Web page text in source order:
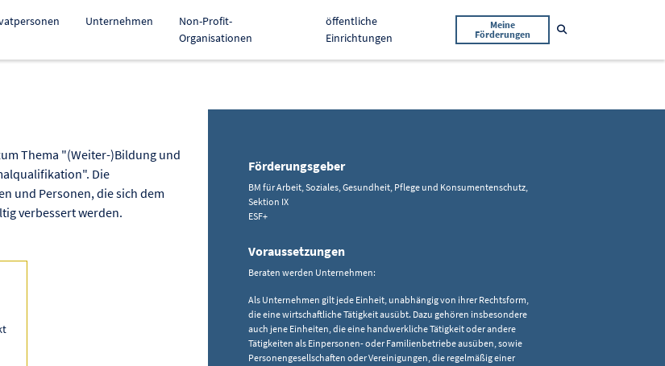
Unternehmen
Non-Profit-
Organisationen
öffentliche
Einrichtungen
Meine
Förderungen
kopieren
Thema "(Weiter-)Bildung und
Die
und Personen, die sich dem
verbessert werden.
Förderungsgeber
BM für Arbeit, Soziales, Gesundheit, Pflege und Konsumentenschutz,
Sektion IX
ESF+
Voraussetzungen
Beraten werden Unternehmen:
Als Unternehmen gilt jede Einheit, unabhängig von ihrer Rechtsform,
die eine wirtschaftliche Tätigkeit ausübt. Dazu gehören insbesondere
auch jene Einheiten, die eine handwerkliche Tätigkeit oder andere
Tätigkeiten als Einpersonen- oder Familienbetriebe ausüben, sowie
Personengesellschaften oder Vereinigungen, die regelmäßig einer